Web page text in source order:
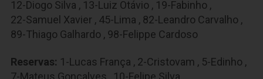
12-Diogo Silva , 13-Luiz Otávio , 19-Fabinho ,
22-Samuel Xavier , 45-Lima , 82-Leandro Carvalho ,
89-Thiago Galhardo , 98-Felippe Cardoso
Reservas: 1-Lucas França , 2-Cristovam , 5-Edinho ,
7-Mateus Gonçalves , 10-Felipe Silva ,